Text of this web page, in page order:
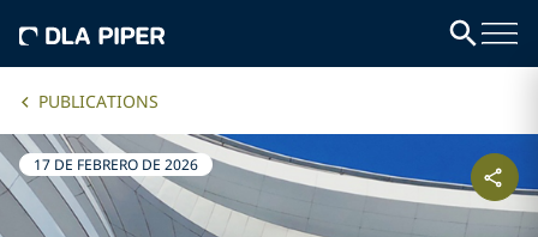
PUBLICATIONS
17 DE FEBRERO DE 2026